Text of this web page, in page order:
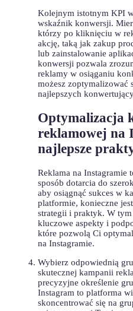
Kolejnym istotnym⁣ KPI
wskaźnik konwersji.
którzy po kliknięciu w
akcję, taką jak⁢ zakup⁣
lub ‌zainstalowanie
konwersji⁢ pozwala⁣
reklamy ⁣w‌ osiąganiu
możesz zoptymalizować
najlepszych
Optymalizacja
reklamowej‍ na
najlepsze
Reklama na Instagramie
sposób dotarcia do
aby⁣ osiągnąć‍ sukces​ w
platformie, konieczne
strategii i praktyk. W
⁢kluczowe‌ aspekty i
które pozwolą​ Ci
‌na Instagramie.
Wybierz ​odpowiednią
skutecznej kampanii
precyzyjne określenie
Instagram to ⁤platforma
skoncentrować ‍się na